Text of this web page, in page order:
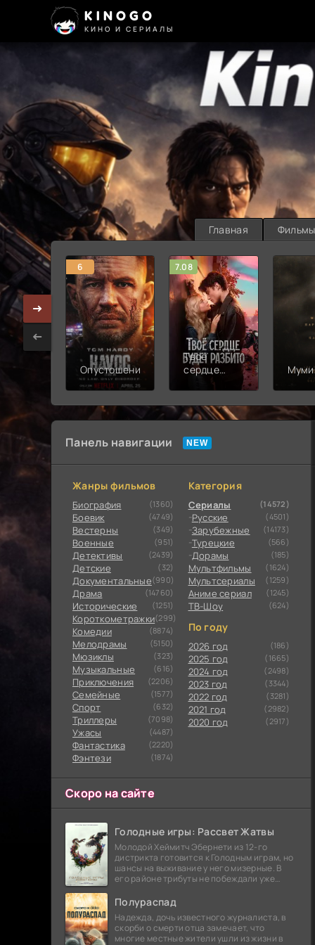
KINOGO
КИНО И СЕРИАЛЫ
Главная Фильмы
6
Опустошение
7.08
Твоё
сердце
Панель навигации
Жанры фильмов
Биография (1360)
Боевик (4749)
Вестерны (349)
Военные (951)
Детективы (2439)
Детские (32)
Документальные(990)
Драма (14760)
Исторические (1251)
Короткометражки(299)
Комедии (8874)
Мелодрамы (5150)
Мюзиклы (323)
Музыкальные (616)
Приключения (2206)
Семейные (1577)
Cпорт (632)
Триллеры (7098)
Ужасы (4487)
Фантастика (2220)
Фэнтези (1874)
Категория
Сериалы (14572)
Русские (4501)
Зарубежные (14173)
Турецкие (566)
Дорамы (185)
Мультфильмы (1624)
Мультсериалы (1259)
Аниме сериал (1245)
ТВ-Шоу (624)
По году
2026 год (186)
2025 год (1665)
2024 год (2498)
2023 год (3344)
2022 год (3281)
2021 год (2982)
2020 год (2917)
Скоро на сайте
Голодные игры: Рассвет Жатвы
Молодой Хеймитч Эбернети из 12-го
дистрикта готовится к Голодным играм, но
шансы на выживание у него мизерные. В
его районе трибуты не побеждали уже
безнадежности.
Полураспад
Надежда, дочь известного журналиста, в
скорби о смерти отца замечает, что
многие местные жители ушли из жизни в